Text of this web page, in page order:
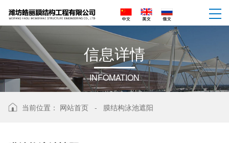
信息详情
INFOMATION
当前位置： 网站首页 - 膜结构泳池遮阳